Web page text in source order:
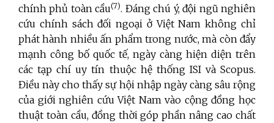
chính phủ toàn cầu(7). Đáng chú ý, đội ngũ nghiên
cứu chính sách đối ngoại ở Việt Nam không chỉ
phát hành nhiều ấn phẩm trong nước, mà còn đẩy
mạnh công bố quốc tế, ngày càng hiện diện trên
các tạp chí uy tín thuộc hệ thống ISI và Scopus.
Điều này cho thấy sự hội nhập ngày càng sâu rộng
của giới nghiên cứu Việt Nam vào cộng đồng học
thuật toàn cầu, đồng thời góp phần nâng cao chất